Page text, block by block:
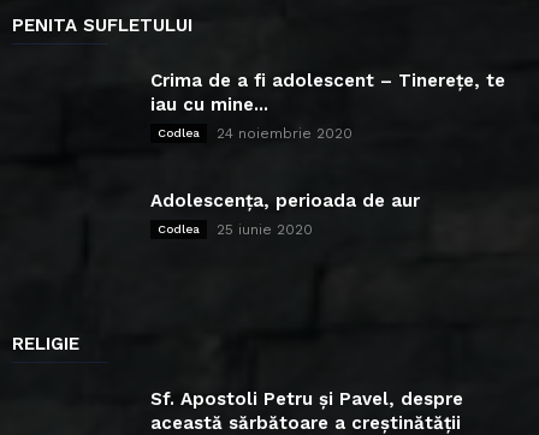
PENITA SUFLETULUI
Crima de a fi adolescent – Tinerețe, te
iau cu mine...
Codlea 24 noiembrie 2020
Adolescența, perioada de aur
Codlea 25 iunie 2020
RELIGIE
Sf. Apostoli Petru și Pavel, despre
această sărbătoare a creștinătății